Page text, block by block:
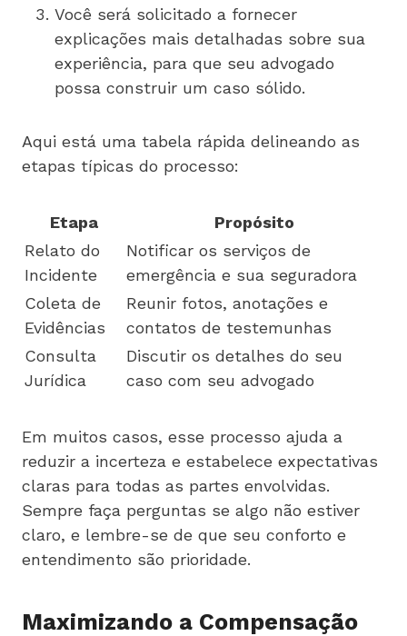
Você será solicitado a fornecer
explicações mais detalhadas sobre sua
experiência, para que seu advogado
possa construir um caso sólido.
Aqui está uma tabela rápida delineando as
etapas típicas do processo:
Etapa
Propósito
Relato do
Incidente
Notificar os serviços de
emergência e sua seguradora
Coleta de
Evidências
Reunir fotos, anotações e
contatos de testemunhas
Consulta
Jurídica
Discutir os detalhes do seu
caso com seu advogado
Em muitos casos, esse processo ajuda a
reduzir a incerteza e estabelece expectativas
claras para todas as partes envolvidas.
Sempre faça perguntas se algo não estiver
claro, e lembre-se de que seu conforto e
entendimento são prioridade.
Maximizando a Compensação